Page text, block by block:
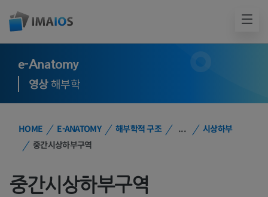
e-Anatomy
영상해부학
HOME E-ANATOMY 해부학적 구조 ...
시상하부
중간시상하부구역
중간시상하부구역